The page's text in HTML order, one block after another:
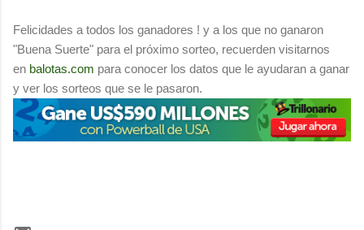
Felicidades a todos los ganadores ! y a los que no ganaron
"Buena Suerte" para el próximo sorteo, recuerden visitarnos
en balotas.com para conocer los datos que le ayudaran a ganar
y ver los sorteos que se le pasaron.